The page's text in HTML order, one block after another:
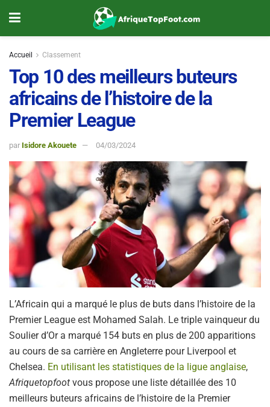
Accueil Classement
Top 10 des meilleurs buteurs
africains de l’histoire de la
Premier League
par Isidore Akouete 04/03/2024
L’Africain qui a marqué le plus de buts dans l’histoire de la
Premier League est Mohamed Salah. Le triple vainqueur du
Soulier d’Or a marqué 154 buts en plus de 200 apparitions
au cours de sa carrière en Angleterre pour Liverpool et
Chelsea. En utilisant les statistiques de la ligue anglaise,
Afriquetopfoot vous propose une liste détaillée des 10
meilleurs buteurs africains de l’histoire de la Premier